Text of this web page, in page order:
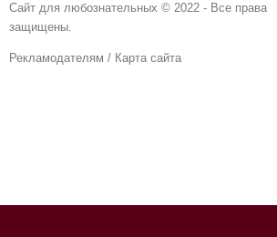
Сайт для любознательных © 2022 - Все права
защищены.
Рекламодателям / Карта сайта